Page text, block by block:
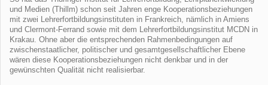
und Medien (Thillm) schon seit Jahren enge Kooperationsbeziehungen
mit zwei Lehrerfortbildungsinstituten in Frankreich, nämlich in Amiens
und Clermont-Ferrand sowie mit dem Lehrerfortbildungsinstitut MCDN in
Krakau. Ohne aber die entsprechenden Rahmenbedingungen auf
zwischenstaatlicher, politischer und gesamtgesellschaftlicher Ebene
wären diese Kooperationsbeziehungen nicht denkbar und in der
gewünschten Qualität nicht realisierbar.